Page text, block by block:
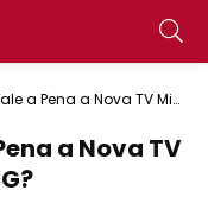
a Pena a Nova TV Mini
a Nova TV